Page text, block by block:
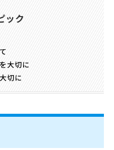
ック
大切に
切に